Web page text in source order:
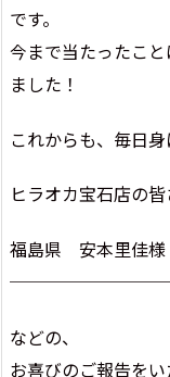
です。
今まで当たったこ
ました！
これからも、毎日身
ヒラオカ宝石店の
福島県 安本里佳様
などの、
お喜びのご報告をい